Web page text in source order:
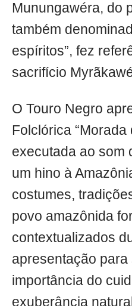
Munungawéra, do
também
espíritos”, fez
sacrifício
O Touro Negro
Folclórica
executada ao som
um hino à
costumes,
povo amazônida
contextualizados
apresentação para
importância do
exuberância